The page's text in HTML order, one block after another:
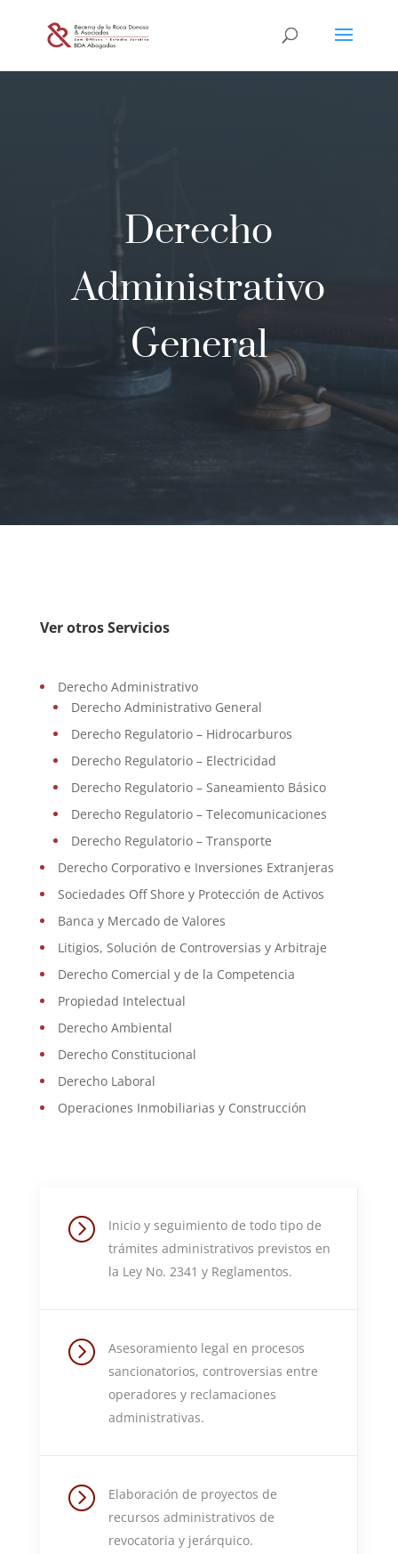
Derecho
Administrativo
General
Ver otros Servicios
Derecho Administrativo
Derecho Administrativo General
Derecho Regulatorio – Hidrocarburos
Derecho Regulatorio – Electricidad
Derecho Regulatorio – Saneamiento Básico
Derecho Regulatorio – Telecomunicaciones
Derecho Regulatorio – Transporte
Derecho Corporativo e Inversiones Extranjeras
Sociedades Off Shore y Protección de Activos
Banca y Mercado de Valores
Litigios, Solución de Controversias y Arbitraje
Derecho Comercial y de la Competencia
Propiedad Intelectual
Derecho Ambiental
Derecho Constitucional
Derecho Laboral
Operaciones Inmobiliarias y Construcción
=
Inicio y seguimiento de todo tipo de
trámites administrativos previstos en
la Ley No. 2341 y Reglamentos.
=
Asesoramiento legal en procesos
sancionatorios, controversias entre
operadores y reclamaciones
administrativas.
=
Elaboración de proyectos de
recursos administrativos de
revocatoria y jerárquico.